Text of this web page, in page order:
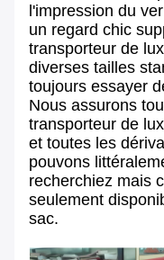
l'impression du
un regard chic
transporteur de
diverses tailles
toujours essayer
Nous assurons
transporteur de
et toutes les
pouvons
recherchiez mais
seulement
sac.